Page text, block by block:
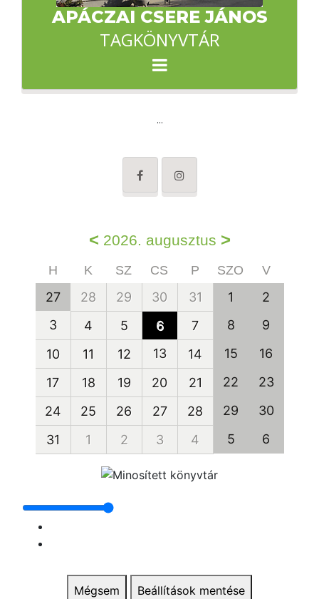
APÁCZAI CSERE JÁNOS
TAGKÖNYVTÁR
...
< 2026. augusztus >
H K SZ CS P SZO V
27 28 29 30 31 1
2
3
4 5 6 7 8
9
10
11 12 13 14 15
16
17
18 19 20 21 22
23
24
25 26 27 28 29
30
31
1 2 3 4 5 6
Mégsem Beállítások mentése